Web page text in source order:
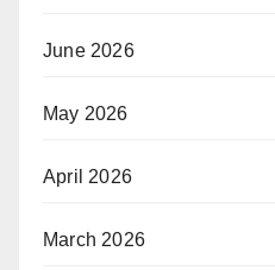
June 2026
May 2026
April 2026
March 2026